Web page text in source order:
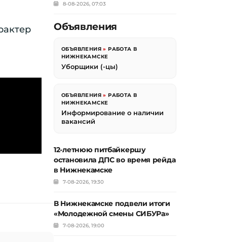
8-08-2026, 07:03
Объявления
ОБЪЯВЛЕНИЯ »РАБОТА В
НИЖНЕКАМСКЕ
Уборщики (-цы)
ОБЪЯВЛЕНИЯ »РАБОТА В
НИЖНЕКАМСКЕ
Информирование о наличии
вакансий
12-летнюю питбайкершу
остановила ДПС во время рейда
в Нижнекамске
7-08-2026, 19:30
В Нижнекамске подвели итоги
«Молодежной смены СИБУРа»
7-08-2026, 19:00